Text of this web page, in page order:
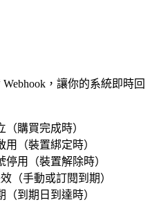
，讓你的系統即時回
（購買完成時）
用（裝置綁定時）
停用（裝置解除時）
（手動或訂閱到期）
（到期日到達時）